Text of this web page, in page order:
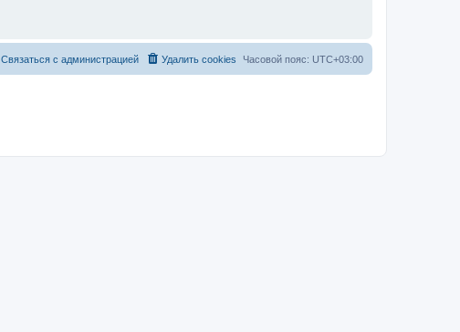
Часовой пояс: UTC+03:00
Удалить cookies
Связаться с администрацией